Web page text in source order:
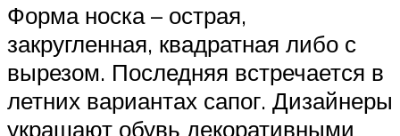
Форма носка – острая,
закругленная, квадратная либо с
вырезом. Последняя встречается в
летних вариантах сапог. Дизайнеры
украшают обувь декоративными